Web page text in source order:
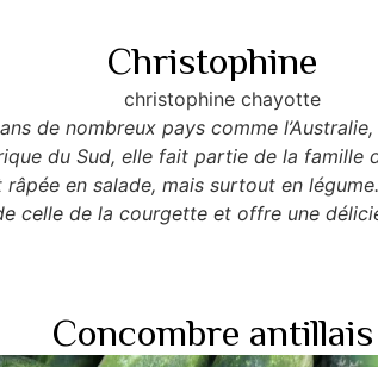
Christophine
de nombreux pays comme
du Sud, elle fait partie de la famille
en salade, mais surtout en
celle de la courgette et offre une
Concombre antillais